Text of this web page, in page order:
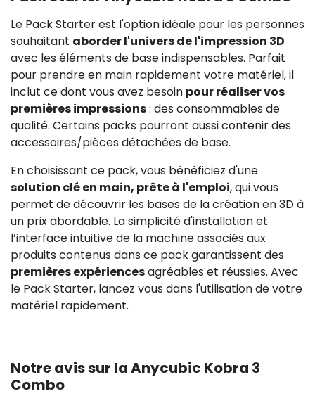
Le Pack Starter est l'option idéale pour les personnes
souhaitant aborder l'univers de l'impression 3D
avec les éléments de base indispensables. Parfait
pour prendre en main rapidement votre matériel, il
inclut ce dont vous avez besoin pour réaliser vos
premières impressions: des consommables de
qualité. Certains packs pourront aussi contenir des
accessoires/pièces détachées de base.
En choisissant ce pack, vous bénéficiez d'une
solution clé en main, prête à l'emploi, qui vous
permet de découvrir les bases de la création en 3D à
un prix abordable. La simplicité d'installation et
l’interface intuitive de la machine associés aux
produits contenus dans ce pack garantissent des
premières expériencesagréables et réussies. Avec
le Pack Starter, lancez vous dans l'utilisation de votre
matériel rapidement.
Notre avis sur la Anycubic Kobra 3
Combo